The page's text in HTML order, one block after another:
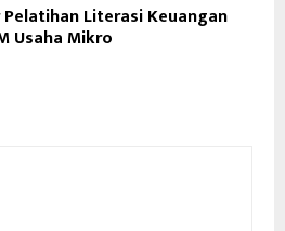
Literasi Keuangan
Usaha Mikro